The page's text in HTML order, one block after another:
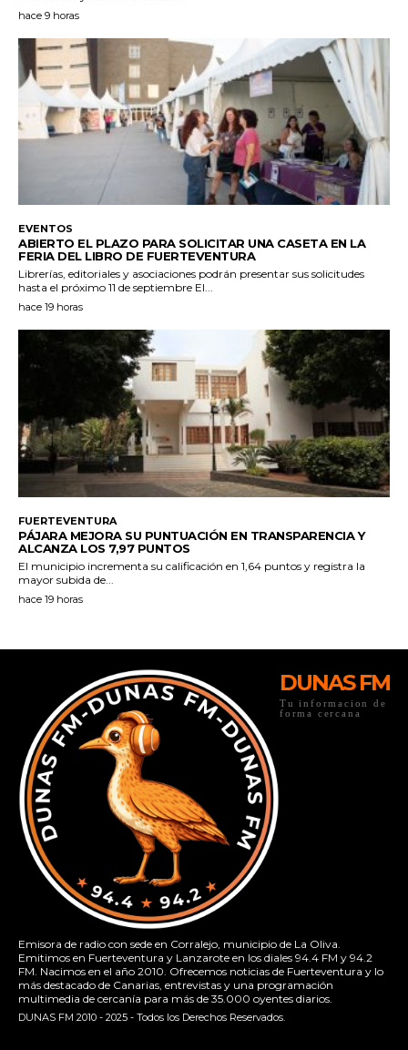
DUNAS FM
Tu informacion de
forma cercana
Emisora de radio con sede en Corralejo, municipio de La Oliva.
Emitimos en Fuerteventura y Lanzarote en los diales 94.4 FM y 94.2
FM. Nacimos en el año 2010. Ofrecemos noticias de Fuerteventura y lo
más destacado de Canarias, entrevistas y una programación
multimedia de cercanía para más de 35.000 oyentes diarios.
DUNAS FM 2010 - 2025 - Todos los Derechos Reservados.